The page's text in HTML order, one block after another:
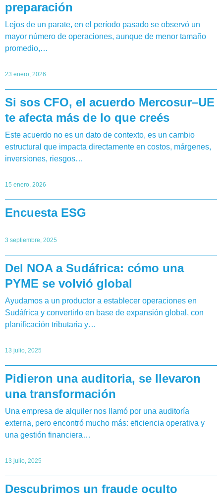
preparación
Lejos de un parate, en el período pasado se observó un
mayor número de operaciones, aunque de menor tamaño
promedio,…
23 enero, 2026
Si sos CFO, el acuerdo Mercosur–UE
te afecta más de lo que creés
Este acuerdo no es un dato de contexto, es un cambio
estructural que impacta directamente en costos, márgenes,
inversiones, riesgos…
15 enero, 2026
Encuesta ESG
3 septiembre, 2025
Del NOA a Sudáfrica: cómo una
PYME se volvió global
Ayudamos a un productor a establecer operaciones en
Sudáfrica y convertirlo en base de expansión global, con
planificación tributaria y…
13 julio, 2025
Pidieron una auditoria, se llevaron
una transformación
Una empresa de alquiler nos llamó por una auditoría
externa, pero encontró mucho más: eficiencia operativa y
una gestión financiera…
13 julio, 2025
Descubrimos un fraude oculto